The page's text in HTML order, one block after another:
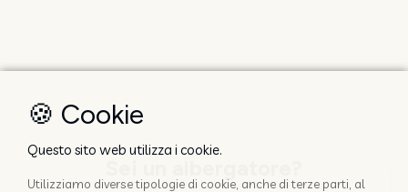
🍪 Cookie
Questo sito web utilizza i cookie.
Utilizziamo diverse tipologie di cookie, anche di terze parti, al